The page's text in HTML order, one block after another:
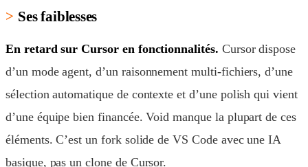
Ses faiblesses
En retard sur Cursor en fonctionnalités. Cursor dispose
d’un mode agent, d’un raisonnement multi-fichiers, d’une
sélection automatique de contexte et d’une polish qui vient
d’une équipe bien financée. Void manque la plupart de ces
éléments. C’est un fork solide de VS Code avec une IA
basique, pas un clone de Cursor.